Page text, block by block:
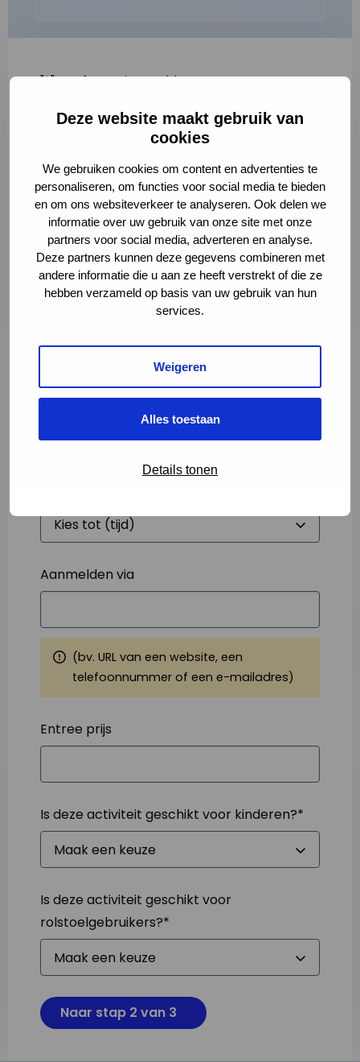
Deze website maakt gebruik van
cookies
We gebruiken cookies om content en advertenties te
personaliseren, om functies voor social media te bieden
en om ons websiteverkeer te analyseren. Ook delen we
informatie over uw gebruik van onze site met onze
partners voor social media, adverteren en analyse.
Deze partners kunnen deze gegevens combineren met
andere informatie die u aan ze heeft verstrekt of die ze
hebben verzameld op basis van uw gebruik van hun
services.
Weigeren
Alles toestaan
Details tonen
"*" geeft vereiste velden aan
2
Volledige omschrijving*
Starttijd*
Aanmelden via
(bv. URL van een website, een
telefoonnummer of een e-mailadres)
Entree prijs
Is deze activiteit geschikt voor kinderen?*
Is deze activiteit geschikt voor
rolstoelgebruikers?*